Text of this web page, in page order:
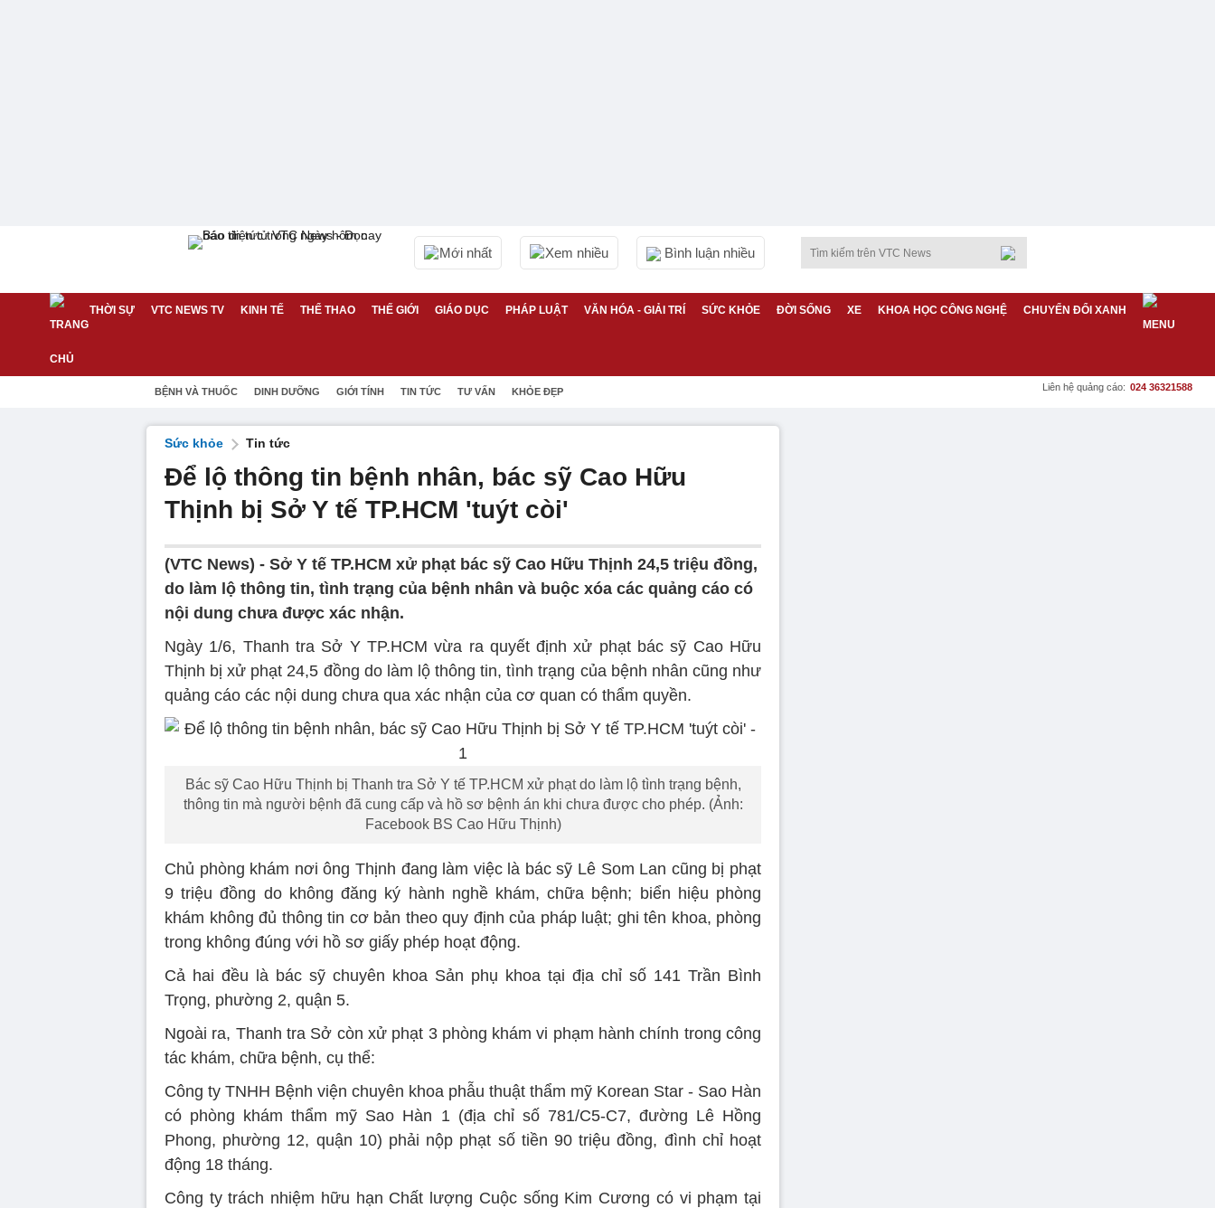
Mới nhất Xem nhiều Bình luận nhiều
THỜI SỰ VTC NEWS TV KINH TẾ THỂ THAO THẾ GIỚI GIÁO DỤC PHÁP LUẬT VĂN HÓA - GIẢI TRÍ SỨC KHỎE ĐỜI SỐNG XE KHOA HỌC CÔNG NGHỆ CHUYỂN ĐỔI XANH
BỆNH VÀ THUỐC DINH DƯỠNG GIỚI TÍNH TIN TỨC TƯ VẤN KHỎE ĐẸP Liên hệ quảng cáo: 024 36321588
Sức khỏe Tin tức
Để lộ thông tin bệnh nhân, bác sỹ Cao Hữu
Thịnh bị Sở Y tế TP.HCM 'tuýt còi'
(VTC News) - Sở Y tế TP.HCM xử phạt bác sỹ Cao Hữu Thịnh 24,5 triệu đồng,
do làm lộ thông tin, tình trạng của bệnh nhân và buộc xóa các quảng cáo có
nội dung chưa được xác nhận.
Ngày 1/6, Thanh tra Sở Y TP.HCM vừa ra quyết định xử phạt bác sỹ Cao Hữu
Thịnh bị xử phạt 24,5 đồng do làm lộ thông tin, tình trạng của bệnh nhân cũng như
quảng cáo các nội dung chưa qua xác nhận của cơ quan có thẩm quyền.
Bác sỹ Cao Hữu Thịnh bị Thanh tra Sở Y tế TP.HCM xử phạt do làm lộ tình trạng bệnh,
thông tin mà người bệnh đã cung cấp và hồ sơ bệnh án khi chưa được cho phép. (Ảnh:
Facebook BS Cao Hữu Thịnh)
Chủ phòng khám nơi ông Thịnh đang làm việc là bác sỹ Lê Som Lan cũng bị phạt
9 triệu đồng do không đăng ký hành nghề khám, chữa bệnh; biển hiệu phòng
khám không đủ thông tin cơ bản theo quy định của pháp luật; ghi tên khoa, phòng
trong không đúng với hồ sơ giấy phép hoạt động.
Cả hai đều là bác sỹ chuyên khoa Sản phụ khoa tại địa chỉ số 141 Trần Bình
Trọng, phường 2, quận 5.
Ngoài ra, Thanh tra Sở còn xử phạt 3 phòng khám vi phạm hành chính trong công
tác khám, chữa bệnh, cụ thể:
Công ty TNHH Bệnh viện chuyên khoa phẫu thuật thẩm mỹ Korean Star - Sao Hàn
có phòng khám thẩm mỹ Sao Hàn 1 (địa chỉ số 781/C5-C7, đường Lê Hồng
Phong, phường 12, quận 10) phải nộp phạt số tiền 90 triệu đồng, đình chỉ hoạt
động 18 tháng.
Công ty trách nhiệm hữu hạn Chất lượng Cuộc sống Kim Cương có vi phạm tại